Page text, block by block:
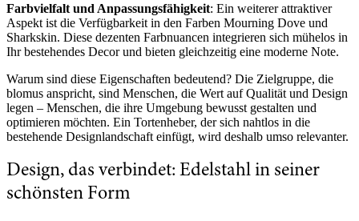
Farbvielfalt und Anpassungsfähigkeit: Ein weiterer attraktiver
Aspekt ist die Verfügbarkeit in den Farben Mourning Dove und
Sharkskin. Diese dezenten Farbnuancen integrieren sich mühelos in
Ihr bestehendes Decor und bieten gleichzeitig eine moderne Note.
Warum sind diese Eigenschaften bedeutend? Die Zielgruppe, die
blomus anspricht, sind Menschen, die Wert auf Qualität und Design
legen – Menschen, die ihre Umgebung bewusst gestalten und
optimieren möchten. Ein Tortenheber, der sich nahtlos in die
bestehende Designlandschaft einfügt, wird deshalb umso relevanter.
Design, das verbindet: Edelstahl in seiner
schönsten Form